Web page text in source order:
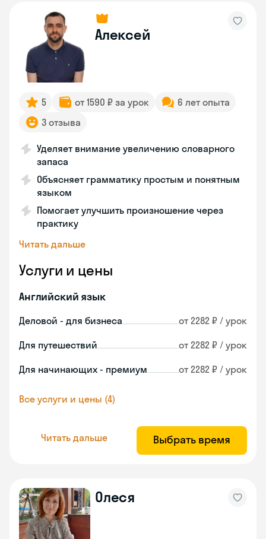
Алексей
5 от 1590 ₽ за урок
6 лет опыта
3 отзыва
Уделяет внимание увеличению словарного
запаса
Объясняет грамматику простым и понятным
языком
Помогает улучшить произношение через
практику
Читать дальше
Услуги и цены
Английский язык
Деловой - для бизнеса от 2282 ₽ / урок
Для путешествий от 2282 ₽ / урок
Для начинающих - премиум от 2282 ₽ / урок
Все услуги и цены (4)
Читать дальше Выбрать время
Олеся